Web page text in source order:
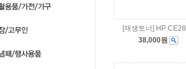
[재생토너] HP
38,000원